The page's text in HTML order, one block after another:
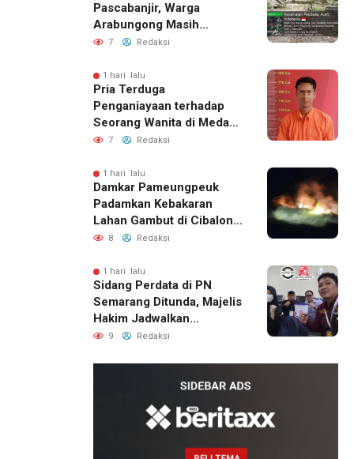
Pascabanjir, Warga
Arabungong Masih
Menunggu Bantuan
7 Redaksi
1 hari lalu
Pria Terduga
Penganiayaan terhadap
Seorang Wanita di Medan
Ditangkap Polisi
7 Redaksi
1 hari lalu
Damkar Pameungpeuk
Padamkan Kebakaran
Lahan Gambut di Cibalong,
Permukiman Warga
8 Redaksi
1 hari lalu
Sidang Perdata di PN
Semarang Ditunda, Majelis
Hakim Jadwalkan
Pemanggilan Ulang BPR
9 Redaksi